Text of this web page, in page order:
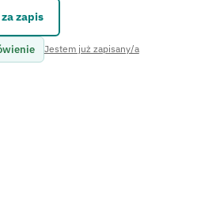
zapis
Jestem już zapisany/a